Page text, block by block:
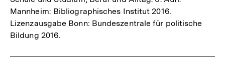
Mannheim: Bibliographisches Institut 2016.
Lizenzausgabe Bonn: Bundeszentrale für politische
Bildung 2016.